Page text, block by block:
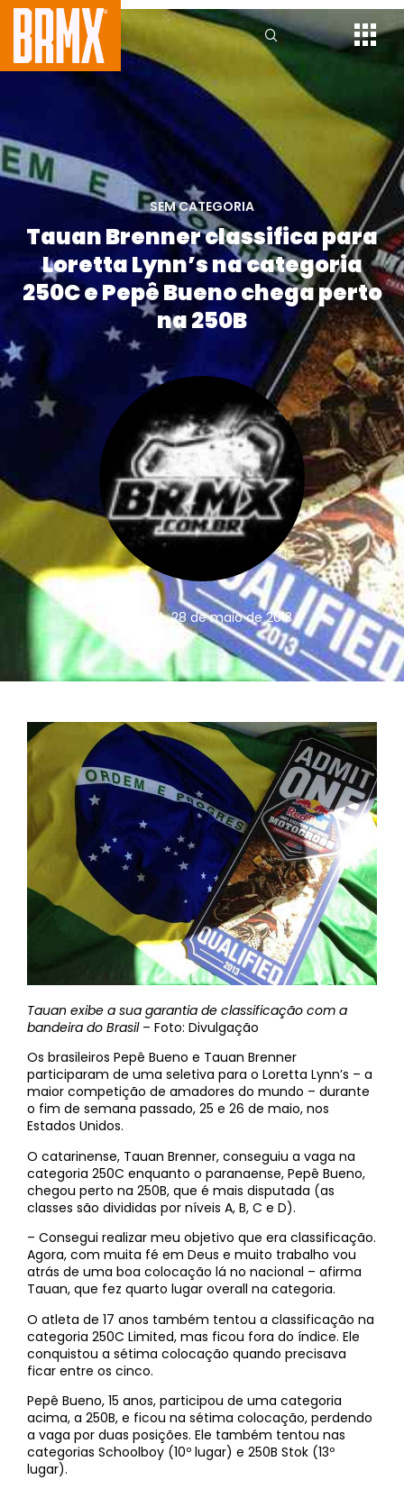
SEM CATEGORIA
Tauan Brenner classifica para
Loretta Lynn’s na categoria
250C e Pepê Bueno chega perto
na 250B
|| 28 de maio de 2013
Tauan exibe a sua garantia de classificação com a
bandeira do Brasil– Foto: Divulgação
Os brasileiros Pepê Bueno e Tauan Brenner
participaram de uma seletiva para o Loretta Lynn’s – a
maior competição de amadores do mundo – durante
o fim de semana passado, 25 e 26 de maio, nos
Estados Unidos.
O catarinense, Tauan Brenner, conseguiu a vaga na
categoria 250C enquanto o paranaense, Pepê Bueno,
chegou perto na 250B, que é mais disputada (as
classes são divididas por níveis A, B, C e D).
– Consegui realizar meu objetivo que era classificação.
Agora, com muita fé em Deus e muito trabalho vou
atrás de uma boa colocação lá no nacional – afirma
Tauan, que fez quarto lugar overall na categoria.
O atleta de 17 anos também tentou a classificação na
categoria 250C Limited, mas ficou fora do índice. Ele
conquistou a sétima colocação quando precisava
ficar entre os cinco.
Pepê Bueno, 15 anos, participou de uma categoria
acima, a 250B, e ficou na sétima colocação, perdendo
a vaga por duas posições. Ele também tentou nas
categorias Schoolboy (10º lugar) e 250B Stok (13º
lugar).